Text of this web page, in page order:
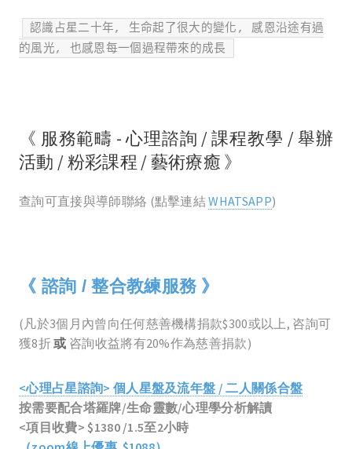
認識占星二十年, 生命起了很大的變化 , 感恩沿途有過
的風光, 也感恩每一個過程帶來的成長
《 服務範疇 - 心理諮詢 / 課程教學 / 舉辦
活動 / 粉彩課程 / 藝術療癒 》
查詢可直接與導師聯絡 (點擊連結WHATSAPP)
《 諮詢 / 整合教練服務 》
(凡於3個月內曾向任何慈善機構捐款$300或以上, 咨詢可
獲8折或 咨詢收益將有20%作為慈善捐款)
<心理占星諮詢> 個人星盤及流年盤 / 二人關係合盤
按需要配合塔羅牌/生命靈數/心理學分析解讀
<項目收費> $1380 /1.5至2小時